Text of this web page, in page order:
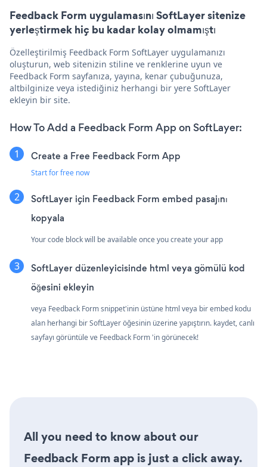
Feedback Form uygulamasını SoftLayer sitenize
yerleştirmek hiç bu kadar kolay olmamıştı
Özelleştirilmiş Feedback Form SoftLayer uygulamanızı
oluşturun, web sitenizin stiline ve renklerine uyun ve
Feedback Form sayfanıza, yayına, kenar çubuğunuza,
altbilginize veya istediğiniz herhangi bir yere SoftLayer
ekleyin bir site.
How To Add a Feedback Form App on SoftLayer:
Create a Free Feedback Form App
Start for free now
SoftLayer için Feedback Form embed pasajını
kopyala
Your code block will be available once you create your app
SoftLayer düzenleyicisinde html veya gömülü kod
öğesini ekleyin
veya Feedback Form snippet'inin üstüne html veya bir embed kodu
alan herhangi bir SoftLayer öğesinin üzerine yapıştırın. kaydet, canlı
sayfayı görüntüle ve Feedback Form 'in görünecek!
All you need to know about our
Feedback Form app is just a click away.